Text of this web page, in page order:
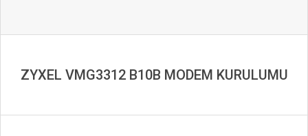
ZYXEL VMG3312 B10B MODEM KURULUMU